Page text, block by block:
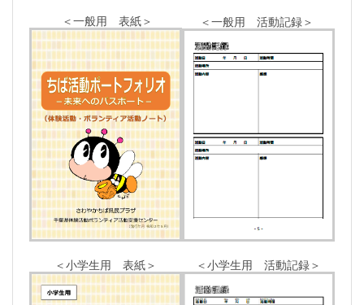
＜一般用 表紙＞
＜一般用 活動記録＞
＜小学生用 表紙＞ ＜小学生用 活動記録＞